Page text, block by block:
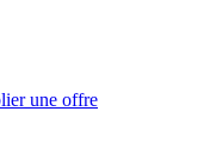
une offre